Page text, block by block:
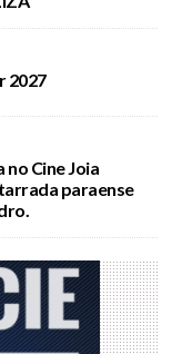
2027
no Cine Joia
paraense